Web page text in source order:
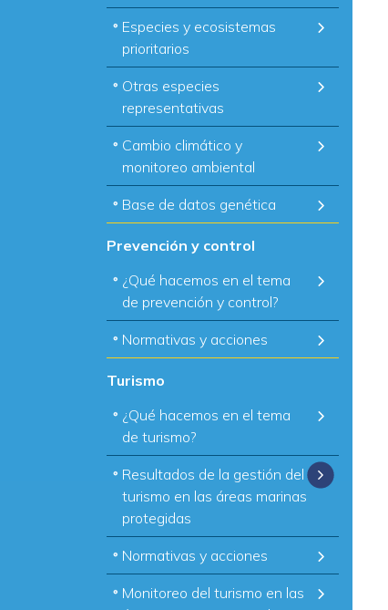
Especies y ecosistemas
prioritarios
Otras especies
representativas
Cambio climático y
monitoreo ambiental
Base de datos genética
Prevención y control
¿Qué hacemos en el tema
de prevención y control?
Normativas y acciones
Turismo
¿Qué hacemos en el tema
de turismo?
Resultados de la gestión del
turismo en las áreas marinas
protegidas
Normativas y acciones
Monitoreo del turismo en las